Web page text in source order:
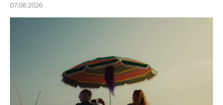
07.08.2026